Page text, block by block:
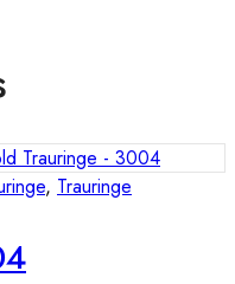
, Trauringe